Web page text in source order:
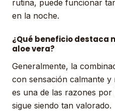
rutina, puede funcionar
en la noche.
¿Qué beneficio destaca
aloe vera?
Generalmente, la
con sensación calmante
es una de las razones por
sigue siendo tan valorado.